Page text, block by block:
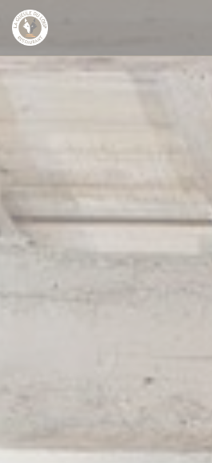
Panel pro správu cookies